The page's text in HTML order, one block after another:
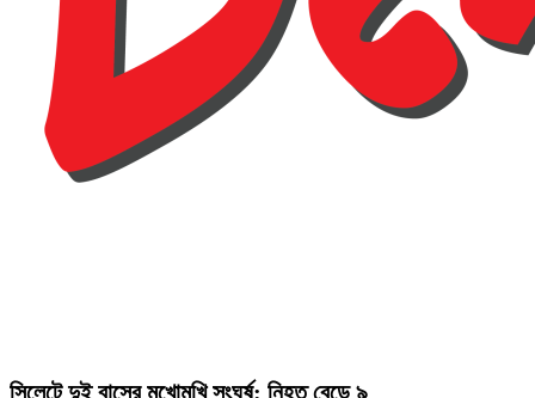
সিলেটে দুই বাসের মুখোমুখি সংঘর্ষ: নিহত বেড়ে ৯